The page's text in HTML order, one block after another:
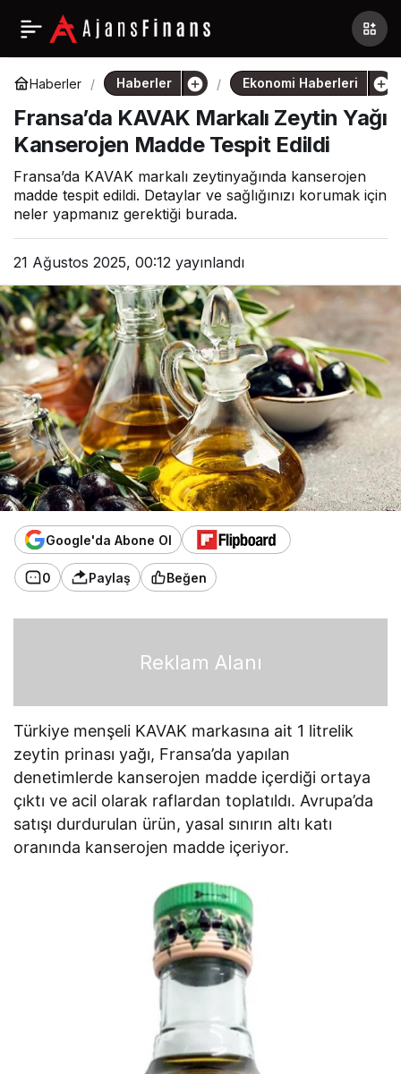
Haberler Haberler Ekonomi Haberleri
Fransa’da KAVAK Markalı Zeytin Yağı
Kanserojen Madde Tespit Edildi
Fransa’da KAVAK markalı zeytinyağında kanserojen
madde tespit edildi. Detaylar ve sağlığınızı korumak için
neler yapmanız gerektiği burada.
21 Ağustos 2025, 00:12 yayınlandı
Google'da Abone Ol
0 Paylaş Beğen
Reklam Alanı
Türkiye menşeli KAVAK markasına ait 1 litrelik
zeytin prinası yağı, Fransa’da yapılan
denetimlerde kanserojen madde içerdiği ortaya
çıktı ve acil olarak raflardan toplatıldı. Avrupa’da
satışı durdurulan ürün, yasal sınırın altı katı
oranında kanserojen madde içeriyor.